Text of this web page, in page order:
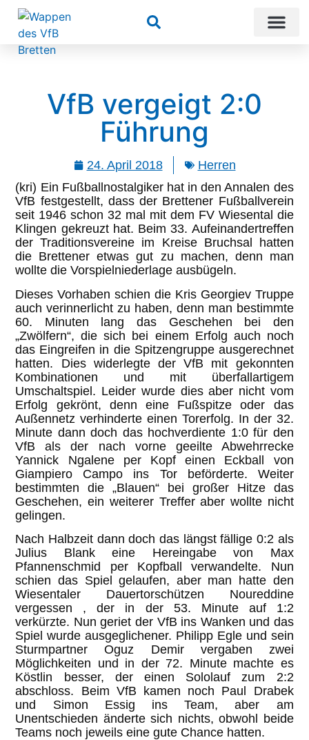
Suchen
VfB vergeigt 2:0
Führung
24. April 2018
Herren
(kri) Ein Fußballnostalgiker hat in den Annalen des
VfB festgestellt, dass der Brettener Fußballverein
seit 1946 schon 32 mal mit dem FV Wiesental die
Klingen gekreuzt hat. Beim 33. Aufeinandertreffen
der Traditionsvereine im Kreise Bruchsal hatten
die Brettener etwas gut zu machen, denn man
wollte die Vorspielniederlage ausbügeln.
Dieses Vorhaben schien die Kris Georgiev Truppe
auch verinnerlicht zu haben, denn man bestimmte
60. Minuten lang das Geschehen bei den
„Zwölfern“, die sich bei einem Erfolg auch noch
das Eingreifen in die Spitzengruppe ausgerechnet
hatten. Dies widerlegte der VfB mit gekonnten
Kombinationen und mit überfallartigem
Umschaltspiel. Leider wurde dies aber nicht vom
Erfolg gekrönt, denn eine Fußspitze oder das
Außennetz verhinderte einen Torerfolg. In der 32.
Minute dann doch das hochverdiente 1:0 für den
VfB als der nach vorne geeilte Abwehrrecke
Yannick Ngalene per Kopf einen Eckball von
Giampiero Campo ins Tor beförderte. Weiter
bestimmten die „Blauen“ bei großer Hitze das
Geschehen, ein weiterer Treffer aber wollte nicht
gelingen.
Nach Halbzeit dann doch das längst fällige 0:2 als
Julius Blank eine Hereingabe von Max
Pfannenschmid per Kopfball verwandelte. Nun
schien das Spiel gelaufen, aber man hatte den
Wiesentaler Dauertorschützen Noureddine
vergessen , der in der 53. Minute auf 1:2
verkürzte. Nun geriet der VfB ins Wanken und das
Spiel wurde ausgeglichener. Philipp Egle und sein
Sturmpartner Oguz Demir vergaben zwei
Möglichkeiten und in der 72. Minute machte es
Köstlin besser, der einen Sololauf zum 2:2
abschloss. Beim VfB kamen noch Paul Drabek
und Simon Essig ins Team, aber am
Unentschieden änderte sich nichts, obwohl beide
Teams noch jeweils eine gute Chance hatten.